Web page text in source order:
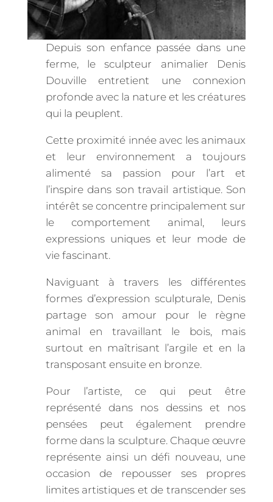
Depuis son enfance passée dans une
ferme, le sculpteur animalier Denis
Douville entretient une connexion
profonde avec la nature et les créatures
qui la peuplent.
Cette proximité innée avec les animaux
et leur environnement a toujours
alimenté sa passion pour l’art et
l’inspire dans son travail artistique. Son
intérêt se concentre principalement sur
le comportement animal, leurs
expressions uniques et leur mode de
vie fascinant.
Naviguant à travers les différentes
formes d’expression sculpturale, Denis
partage son amour pour le règne
animal en travaillant le bois, mais
surtout en maîtrisant l’argile et en la
transposant ensuite en bronze.
Pour l’artiste, ce qui peut être
représenté dans nos dessins et nos
pensées peut également prendre
forme dans la sculpture. Chaque œuvre
représente ainsi un défi nouveau, une
occasion de repousser ses propres
limites artistiques et de transcender ses